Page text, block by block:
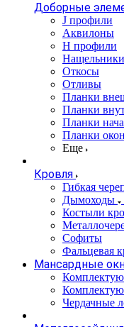
Доборные
J профили
Аквилоны
Н профили
Нащельники
Откосы
Отливы
Планки
Планки
Планки
Планки
Еще
Кровля
Гибкая
Дымоходы
Костыли
Софиты
Фальцевая
Мансардные
Чердачные